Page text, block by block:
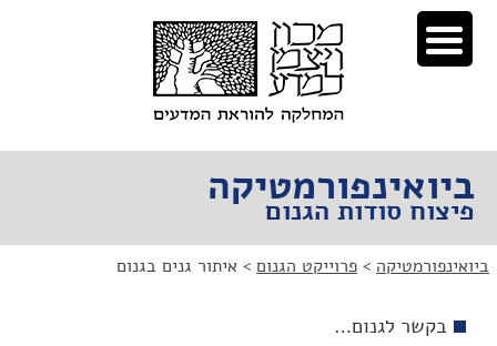
דלג
לתוכן
דלג
לניווט
ביואינפורמטיקה
פיצוח סודות הגנום
ביואינפורמטיקה > פרוייקט הגנום > איתור גנים בגנום
בקשר לגנום…